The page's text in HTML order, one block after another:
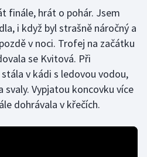
finále, hrát o pohár. Jsem
i když byl strašně náročný a
v noci. Trofej na začátku
se Kvitová. Při
v kádi s ledovou vodou,
svaly. Vypjatou koncovku více
dohrávala v křečích.